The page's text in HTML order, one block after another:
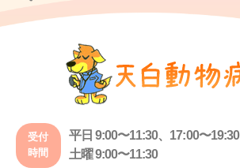
受付
時間
平日 9:00〜11:30、17:00〜19:30
土曜 9:00〜11:30